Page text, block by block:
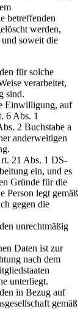
betreffenden
werden,
soweit die
für solche
verarbeitet,
sind.
Einwilligung, auf
6 Abs. 1
2 Buchstabe a
anderweitigen
21 Abs. 1 DS-
ein, und es
Gründe für die
Person legt gemäß
gegen die
unrechtmäßig
Daten ist zur
nach dem
unterliegt.
in Bezug auf
gemäß